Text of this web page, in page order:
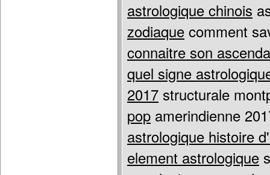
astrologique chinois
zodiaque comment
connaitre son
quel signe
2017 structurale
pop amerindienne
astrologique histoire
element astrologique